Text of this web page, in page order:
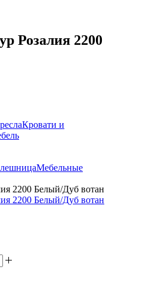
Розалия 2200
Кровати и
Мебельные
2200 Белый/Дуб вотан